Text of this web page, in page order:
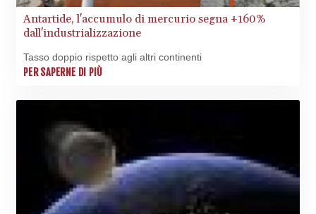
MNT
4152.673297
MRU 46.240358
MWK
MZN 73.807157
NAD 18.917964
1572.381111
Antartide, l'accumulo di mercurio segna +160%
dall'industrializzazione
Tasso doppio rispetto agli altri continenti
PER SAPERNE DI PIÙ